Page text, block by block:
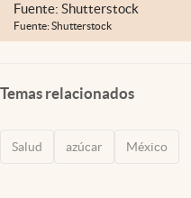
Fuente: Shutterstock
Fuente: Shutterstock
Temas relacionados
Salud azúcar México